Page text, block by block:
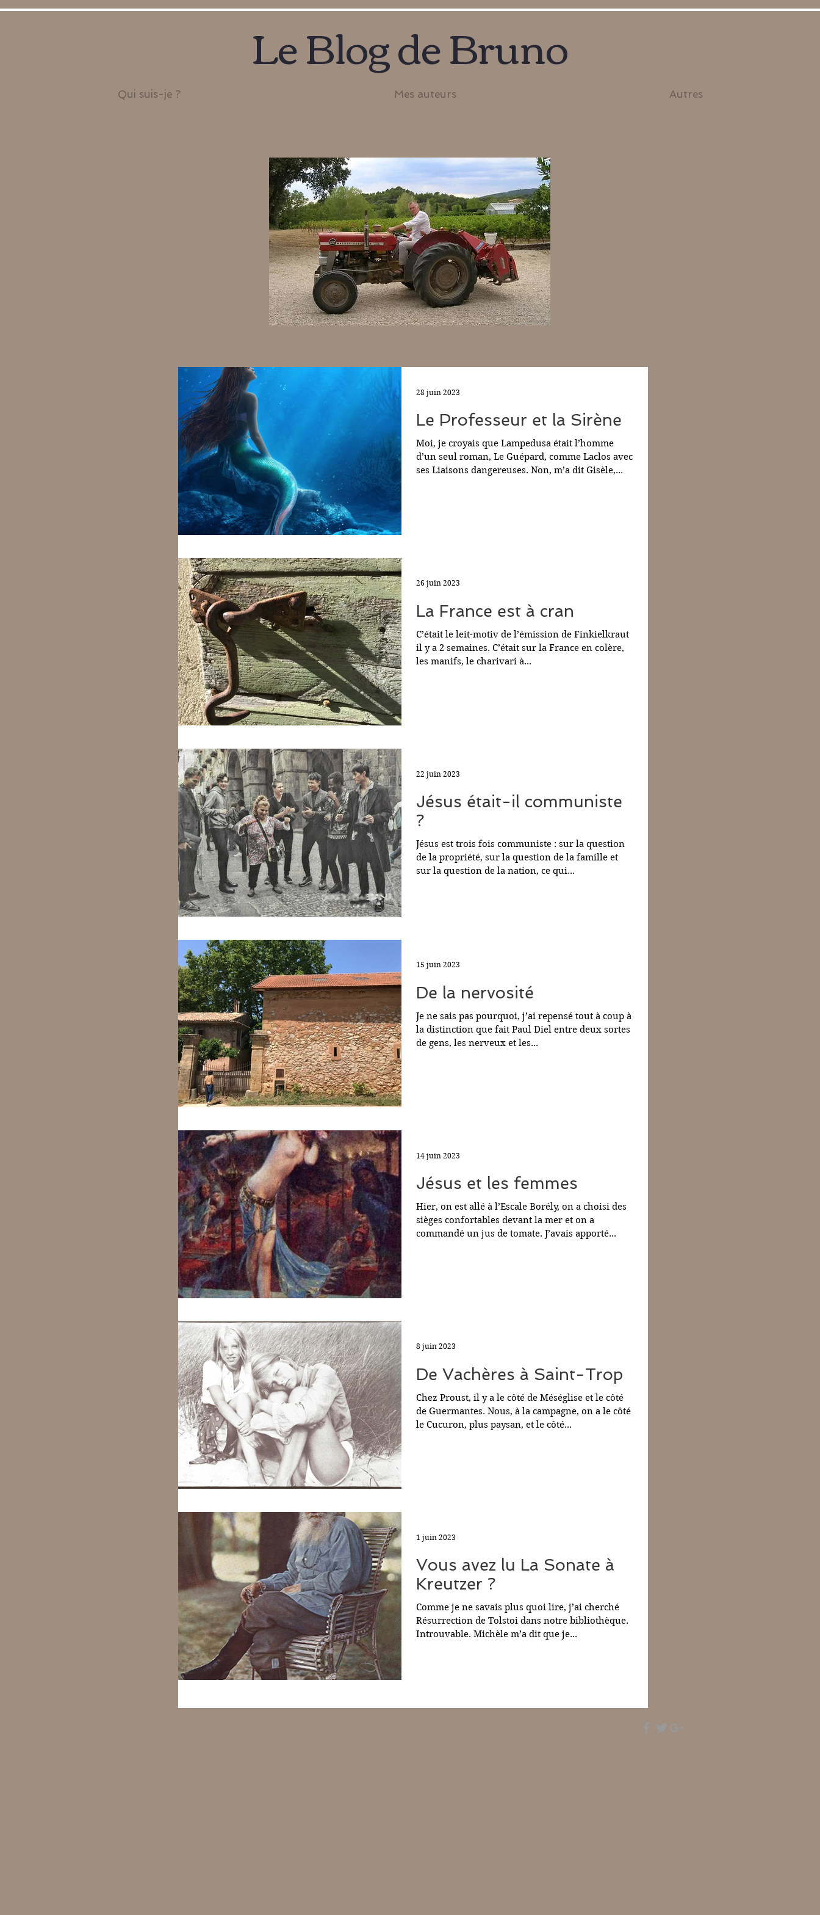
Qui suis-je ? Mes auteurs Autres
Le Blog de Bruno
Le Professeur et la Sirène
Moi, je croyais que Lampedusa était l’homme
d’un seul roman, Le Guépard, comme Laclos avec
ses Liaisons dangereuses. Non, m’a dit Gisèle,...
28 juin 2023
La France est à cran
C’était le leit-motiv de l’émission de Finkielkraut
il y a 2 semaines. C’était sur la France en colère,
les manifs, le charivari à...
26 juin 2023
Jésus était-il communiste
?
Jésus est trois fois communiste : sur la question
de la propriété, sur la question de la famille et
sur la question de la nation, ce qui...
22 juin 2023
De la nervosité
Je ne sais pas pourquoi, j’ai repensé tout à coup à
la distinction que fait Paul Diel entre deux sortes
de gens, les nerveux et les...
15 juin 2023
Jésus et les femmes
Hier, on est allé à l’Escale Borély, on a choisi des
sièges confortables devant la mer et on a
commandé un jus de tomate. J’avais apporté...
14 juin 2023
De Vachères à Saint-Trop
Chez Proust, il y a le côté de Méséglise et le côté
de Guermantes. Nous, à la campagne, on a le côté
le Cucuron, plus paysan, et le côté...
8 juin 2023
Vous avez lu La Sonate à
Kreutzer ?
Comme je ne savais plus quoi lire, j’ai cherché
Résurrection de Tolstoi dans notre bibliothèque.
Introuvable. Michèle m’a dit que je...
1 juin 2023